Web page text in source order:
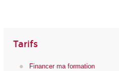
Tarifs
Financer ma formation